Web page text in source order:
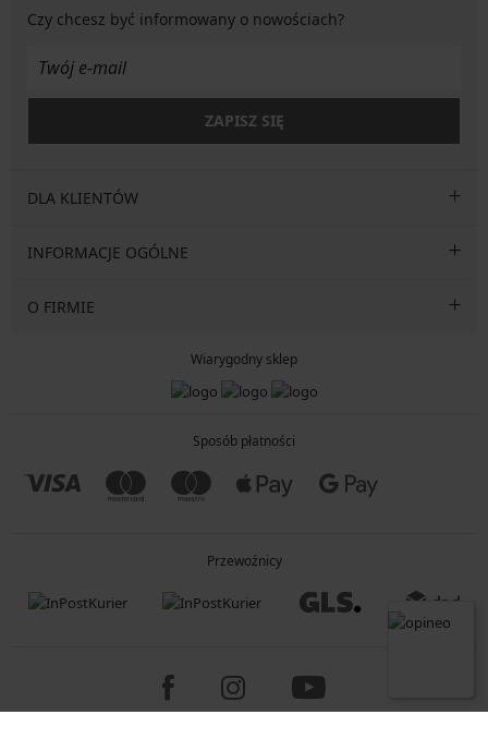
Czy chcesz być informowany o nowościach?
ZAPISZ SIĘ
DLA KLIENTÓW
INFORMACJE OGÓLNE
O FIRMIE
Wiarygodny sklep
Sposób płatności
Przewoźnicy